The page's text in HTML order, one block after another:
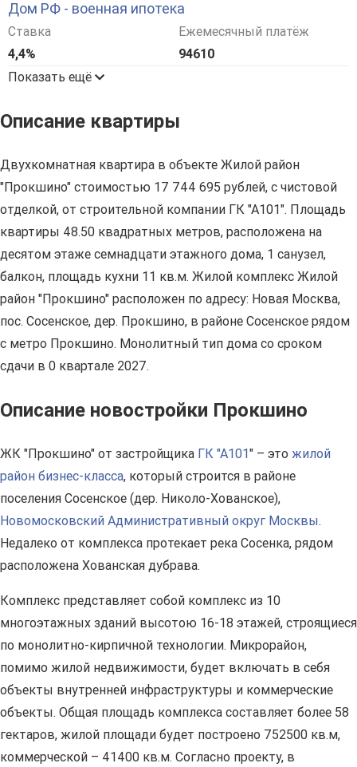
Дом РФ - военная ипотека
Ставка
4,4%
Ежемесячный платёж
94610
Показать ещё
Описание квартиры
Двухкомнатная квартира в объекте Жилой район
"Прокшино" стоимостью 17 744 695 рублей, с чистовой
отделкой, от строительной компании ГК "А101". Площадь
квартиры 48.50 квадратных метров, расположена на
десятом этаже семнадцати этажного дома, 1 санузел,
балкон, площадь кухни 11 кв.м. Жилой комплекс Жилой
район "Прокшино" расположен по адресу: Новая Москва,
пос. Сосенское, дер. Прокшино, в районе Сосенское рядом
с метро Прокшино. Монолитный тип дома со сроком
сдачи в 0 квартале 2027.
Описание новостройки Прокшино
ЖК "Прокшино" от застройщика ГК "А101" – это жилой
район бизнес-класса, который строится в районе
поселения Сосенское (дер. Николо-Хованское),
Новомосковский Административный округ Москвы.
Недалеко от комплекса протекает река Сосенка, рядом
расположена Хованская дубрава.
Комплекс представляет собой комплекс из 10
многоэтажных зданий высотою 16-18 этажей, строящиеся
по монолитно-кирпичной технологии. Микрорайон,
помимо жилой недвижимости, будет включать в себя
объекты внутренней инфраструктуры и коммерческие
объекты. Общая площадь комплекса составляет более 58
гектаров, жилой площади будет построено 752500 кв.м,
коммерческой – 41400 кв.м. Согласно проекту, в